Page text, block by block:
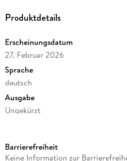
Produktdetails
Erscheinungsdatum
27. Februar 2026
Sprache
deutsch
Ausgabe
Ungekürzt
Laufzeit
Barrierefreiheit
Keine Information zur